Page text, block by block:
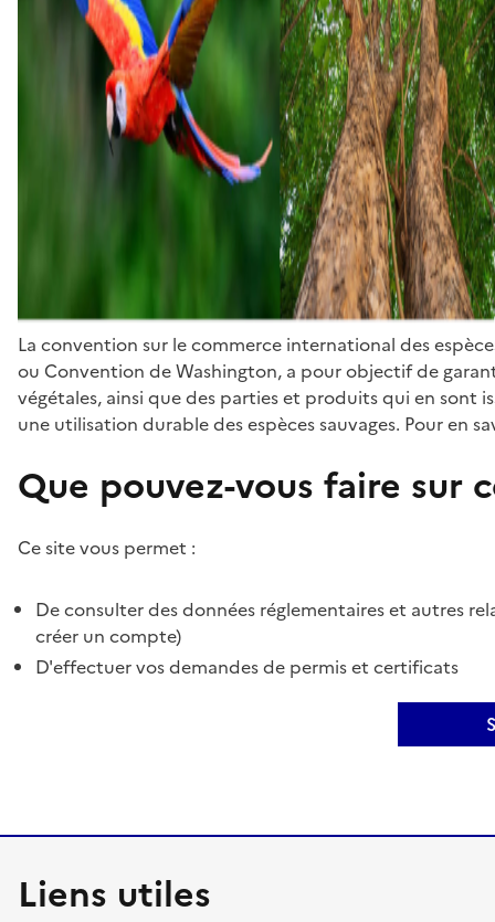
La convention sur le commerce international des
ou Convention de Washington, a pour objectif de
végétales, ainsi que des parties et produits qui en sont
une utilisation durable des espèces sauvages. Pour en
Que pouvez-vous faire sur
Ce site vous permet :
De consulter des données réglementaires et autres
créer un compte)
D'effectuer vos demandes de permis et certificats
Liens utiles